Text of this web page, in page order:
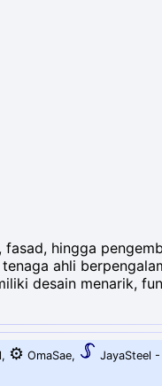
hingga
ahli
desain menarik,
, ⚙️ OmaSae, JayaSteel -